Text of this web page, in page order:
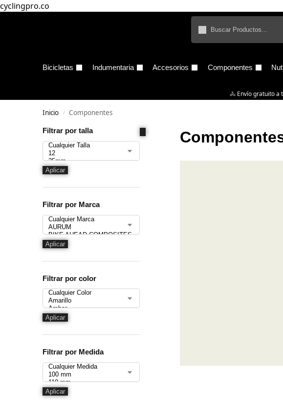
cyclingpro.co
Bicicletas Indumentaria Accesorios Componentes
🚴‍ Envío gratuito a
Inicio / Componentes
Filtrar por talla
Aplicar
Filtrar por Marca
Aplicar
Filtrar por color
Aplicar
Filtrar por Medida
Aplicar